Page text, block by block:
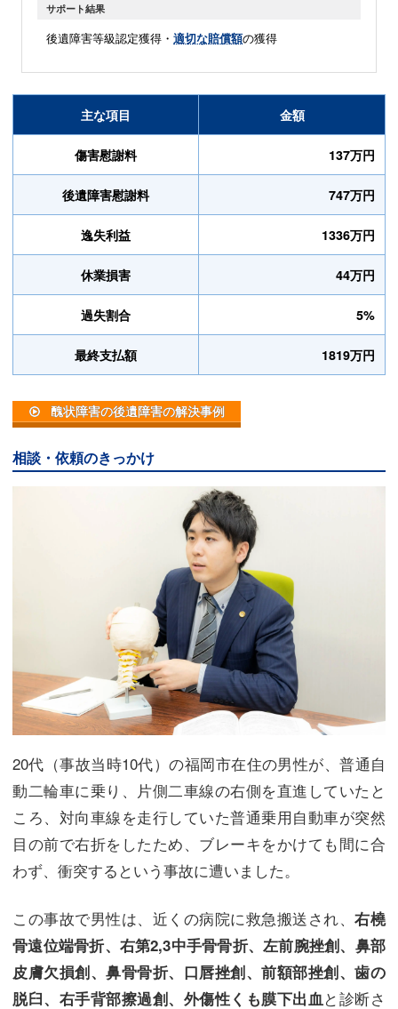
サポート結果
後遺障害等級認定獲得・ 適切な賠償額の獲得
主な項目 金額
傷害慰謝料 137万円
後遺障害慰謝料 747万円
逸失利益 1336万円
休業損害 44万円
過失割合 5%
最終支払額 1819万円
醜状障害の後遺障害の解決事例
相談・依頼のきっかけ
20代（事故当時10代）の福岡市在住の男性が、普通自
動二輪車に乗り、片側二車線の右側を直進していたと
ころ、対向車線を走行していた普通乗用自動車が突然
目の前で右折をしたため、ブレーキをかけても間に合
わず、衝突するという事故に遭いました。
この事故で男性は、近くの病院に救急搬送され、右橈
骨遠位端骨折、右第2,3中手骨骨折、左前腕挫創、鼻部
皮膚欠損創、鼻骨骨折、口唇挫創、前額部挫創、歯の
脱臼、右手背部擦過創、外傷性くも膜下出血 と診断さ